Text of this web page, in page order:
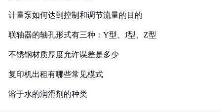
计量泵如何达到控制和调节流量的目的
联轴器的轴孔形式有三种：Y型、J型、Z型
不锈钢材质厚度允许误差是多少
复印机出租有哪些常见模式
溶于水的润滑剂的种类